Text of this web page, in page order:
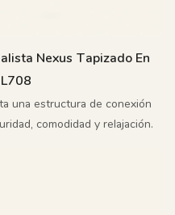
Nexus Tapizado En
una estructura de conexión
comodidad y relajación.